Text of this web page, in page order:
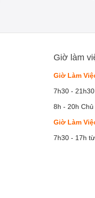
Giờ làm
Giờ Làm
7h30 -
8h - 20h Chủ
Giờ Làm
7h30 - 17h